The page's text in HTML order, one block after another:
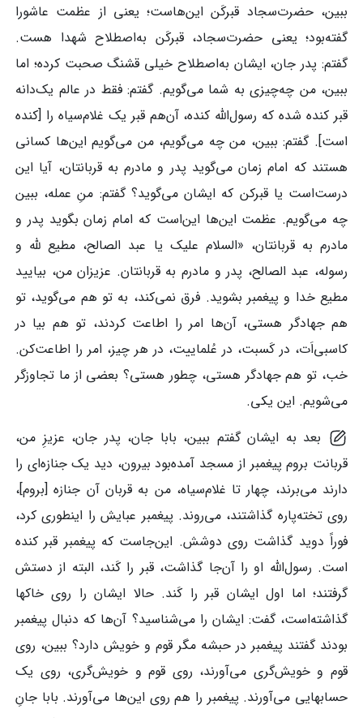
ببین، حضرت‌سجاد قبرکَن این‌هاست؛ یعنی از عظمت عاشورا
گفته‌بود؛ یعنی حضرت‌سجاد، قبرکَن به‌اصطلاح شهدا هست.
گفتم: پدر جان، ایشان به‌اصطلاح خیلی قشنگ صحبت کرده؛ اما
ببین، من چه‌چیزی به شما می‌گویم. گفتم: فقط در عالم یک‌دانه
قبر کنده شده که رسول‌الله کنده، آن‌هم قبر یک غلام‌سیاه را [کنده
است]. گفتم: ببین، من چه می‌گویم، من می‌گویم این‌ها کسانی
هستند که امام زمان می‌گوید پدر و مادرم به قربانتان، آیا این
درست‌است یا قبرکن که ایشان می‌گوید؟ گفتم: منِ عمله، ببین
چه می‌گویم. عظمت این‌ها این‌است که امام زمان بگوید پدر و
مادرم به قربانتان، «السلام علیک یا عبد الصالح، مطیع لله و
رسوله، عبد الصالح، پدر و مادرم به قربانتان. عزیزان من، بیایید
مطیع خدا و پیغمبر بشوید. فرق نمی‌کند، به تو هم می‌گوید، تو
هم جهادگر هستی، آن‌ها امر را اطاعت کردند، تو هم بیا در
کاسبی‌اَت، در کَسبت، در عُلماییت، در هر چیز، امر را اطاعت‌کن.
خب، تو هم جهادگر هستی، چطور هستی؟ بعضی از ما تجاوزگر
می‌شویم. این یکی.
بعد به ایشان گفتم ببین، بابا جان، پدر جان، عزیزِ من،
قربانت بروم پیغمبر از مسجد آمده‌بود بیرون، دید یک جنازه‌ای را
دارند می‌برند، چهار تا غلام‌سیاه، من به قربان آن جنازه [بروم]،
روی تخته‌پاره گذاشتند، می‌روند. پیغمبر عبایش را اینطوری کرد،
فوراً دوید گذاشت روی دوشش. این‌جاست که پیغمبر قبر کنده
است. رسول‌الله او را آن‌جا گذاشت، قبر را کَند، البته از دستش
گرفتند؛ اما اول ایشان قبر را کَند. حالا ایشان را روی خاکها
گذاشته‌است، گفت: ایشان را می‌شناسید؟ آن‌ها که دنبال پیغمبر
بودند گفتند پیغمبر در حبشه مگر قوم و خویش دارد؟ ببین، روی
قوم و خویش‌گری می‌آورند، روی قوم و خویش‌گری، روی یک
حسابهایی می‌آورند. پیغمبر را هم روی این‌ها می‌آورند. بابا جانِ